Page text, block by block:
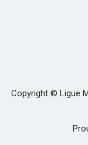
Copyright © Ligue